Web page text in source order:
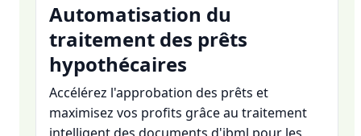
Automatisation du
traitement des prêts
hypothécaires
Accélérez l'approbation des prêts et
maximisez vos profits grâce au traitement